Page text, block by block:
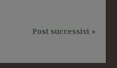
Post successivi »